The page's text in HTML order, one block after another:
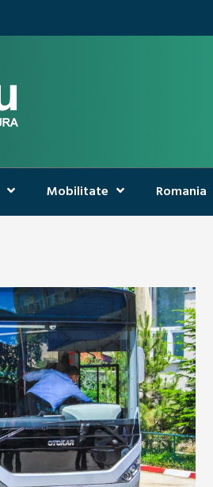
Mobilitate Romania